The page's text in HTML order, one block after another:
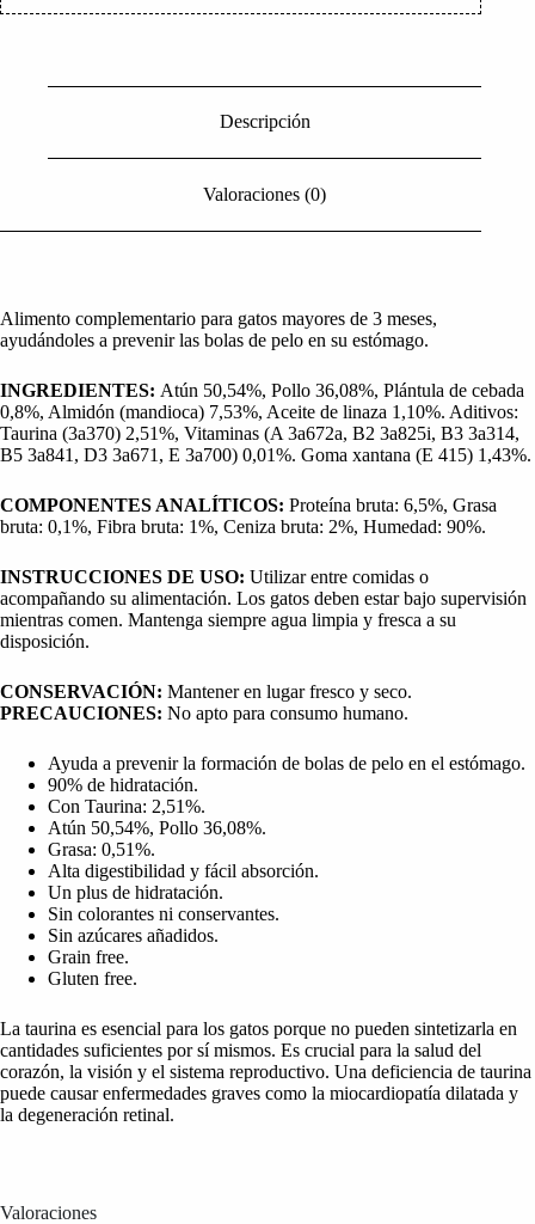
Descripción
Valoraciones (0)
Alimento complementario para gatos mayores de 3 meses,
ayudándoles a prevenir las bolas de pelo en su estómago.
INGREDIENTES: Atún 50,54%, Pollo 36,08%, Plántula de cebada
0,8%, Almidón (mandioca) 7,53%, Aceite de linaza 1,10%. Aditivos:
Taurina (3a370) 2,51%, Vitaminas (A 3a672a, B2 3a825i, B3 3a314,
B5 3a841, D3 3a671, E 3a700) 0,01%. Goma xantana (E 415) 1,43%.
COMPONENTES ANALÍTICOS: Proteína bruta: 6,5%, Grasa
bruta: 0,1%, Fibra bruta: 1%, Ceniza bruta: 2%, Humedad: 90%.
INSTRUCCIONES DE USO: Utilizar entre comidas o
acompañando su alimentación. Los gatos deben estar bajo supervisión
mientras comen. Mantenga siempre agua limpia y fresca a su
disposición.
CONSERVACIÓN: Mantener en lugar fresco y seco.
PRECAUCIONES: No apto para consumo humano.
Ayuda a prevenir la formación de bolas de pelo en el estómago.
90% de hidratación.
Con Taurina: 2,51%.
Atún 50,54%, Pollo 36,08%.
Grasa: 0,51%.
Alta digestibilidad y fácil absorción.
Un plus de hidratación.
Sin colorantes ni conservantes.
Sin azúcares añadidos.
Grain free.
Gluten free.
La taurina es esencial para los gatos porque no pueden sintetizarla en
cantidades suficientes por sí mismos. Es crucial para la salud del
corazón, la visión y el sistema reproductivo. Una deficiencia de taurina
puede causar enfermedades graves como la miocardiopatía dilatada y
la degeneración retinal.
Valoraciones